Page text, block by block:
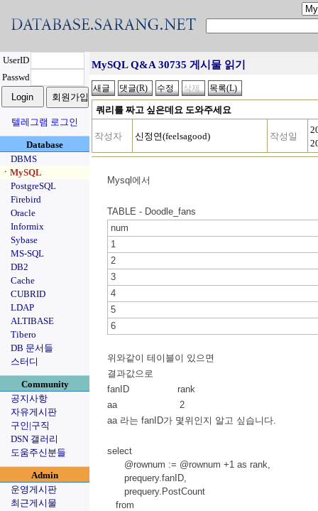
UserID
Passwd
텔레그램 로그인
Database
DBMS
ㆍMySQL
PostgreSQL
Firebird
Oracle
Informix
Sybase
MS-SQL
DB2
Cache
CUBRID
LDAP
ALTIBASE
Tibero
DB 문서들
스터디
Community
공지사항
자유게시판
구인|구직
DSN 갤러리
도움주신분들
Admin
운영게시판
최근게시물
MySQL Q&A 30735 게시물 읽기
쿼리를 짜고 싶은데요 도와주세요
작성자 신정연(feelsagood) 작성일
Mysql에서
TABLE - Doodle_fans
num
1
2
3
4
5
6
위와같이 테이블이 있으면
결과값으로
fanID rank
aa 2
aa 라는 fanID가 몇위인지 알고 싶습니다.
select
@rownum := @rownum +1 as rank,
prequery.fanID,
prequery.PostCount
from